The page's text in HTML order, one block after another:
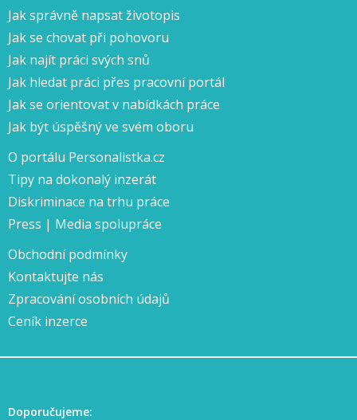
Jak správně napsat životopis
Jak se chovat při pohovoru
Jak najít práci svých snů
Jak hledat práci přes pracovní portál
Jak se orientovat v nabídkách práce
Jak být úspěšný ve svém oboru
O portálu Personalistka.cz
Tipy na dokonalý inzerát
Diskriminace na trhu práce
Press | Media spolupráce
Obchodní podmínky
Kontaktujte nás
Zpracování osobních údajů
Ceník inzerce
Doporučujeme: